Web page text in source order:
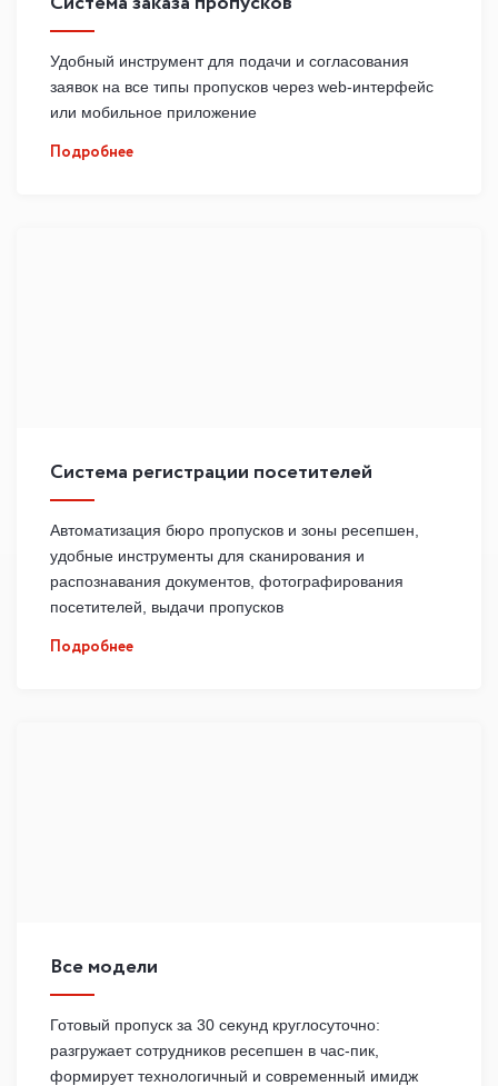
Удобный инструмент для подачи и согласования
заявок на все типы пропусков через web-интерфейс
или мобильное приложение
Подробнее
Система регистрации посетителей
Автоматизация бюро пропусков и зоны ресепшен,
удобные инструменты для сканирования и
распознавания документов, фотографирования
посетителей, выдачи пропусков
Подробнее
Все модели
Готовый пропуск за 30 секунд круглосуточно:
разгружает сотрудников ресепшен в час-пик,
формирует технологичный и современный имидж